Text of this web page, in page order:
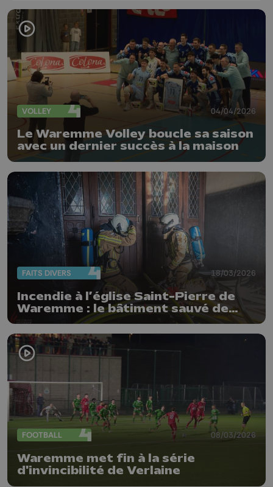
VOLLEY 04/04/2026
Le Waremme Volley boucle sa saison
avec un dernier succès à la maison
FAITS DIVERS 18/03/2026
Incendie à l’église Saint-Pierre de
Waremme : le bâtiment sauvé de
justesse
FOOTBALL 08/03/2026
Waremme met fin à la série
d'invincibilité de Verlaine